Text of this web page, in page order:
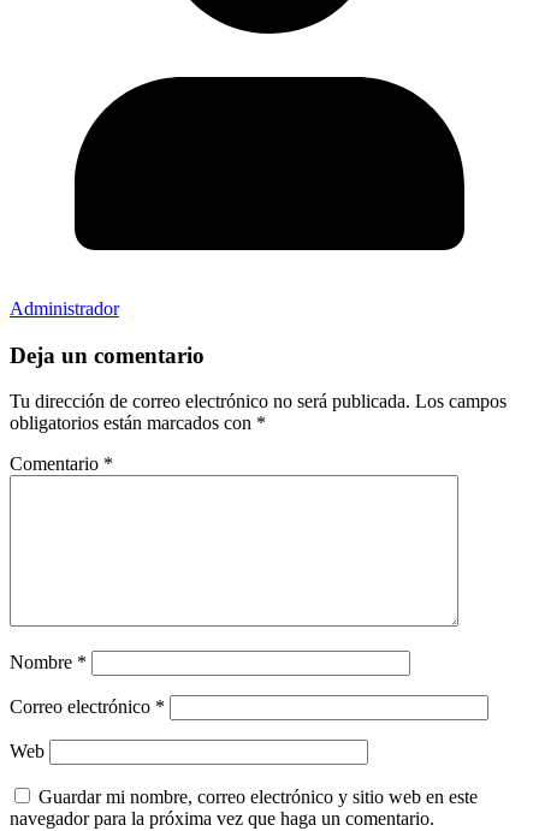
Administrador
Deja un comentario
Tu dirección de correo electrónico no será publicada. Los campos
obligatorios están marcados con *
Comentario *
Nombre *
Correo electrónico *
Web
Guardar mi nombre, correo electrónico y sitio web en este
navegador para la próxima vez que haga un comentario.